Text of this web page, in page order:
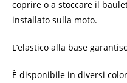
coprire o a stoccare il
installato sulla moto.
L’elastico alla base
È disponibile in diversi